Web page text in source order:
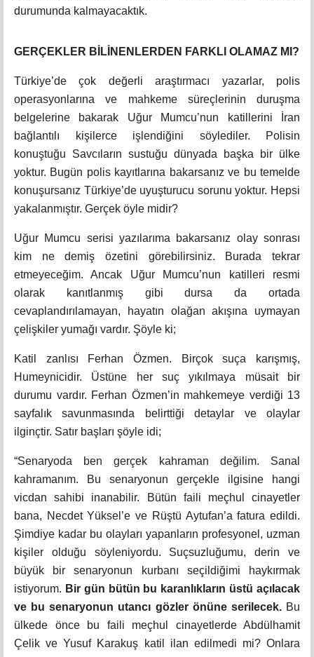
durumunda kalmayacaktık.
GERÇEKLER BİLİNENLERDEN FARKLI OLAMAZ MI?
Türkiye’de çok değerli araştırmacı yazarlar, polis
operasyonlarına ve mahkeme süreçlerinin duruşma
belgelerine bakarak Uğur Mumcu’nun katillerini İran
bağlantılı kişilerce işlendiğini söylediler. Polisin
konuştuğu Savcıların sustuğu dünyada başka bir ülke
yoktur. Bugün polis kayıtlarına bakarsanız ve bu temelde
konuşursanız Türkiye’de uyuşturucu sorunu yoktur. Hepsi
yakalanmıştır. Gerçek öyle midir?
Uğur Mumcu serisi yazılarıma bakarsanız olay sonrası
kim ne demiş özetini görebilirsiniz. Burada tekrar
etmeyeceğim. Ancak Uğur Mumcu’nun katilleri resmi
olarak kanıtlanmış gibi dursa da ortada
cevaplandırılamayan, hayatın olağan akışına uymayan
çelişkiler yumağı vardır. Şöyle ki;
Katil zanlısı Ferhan Özmen. Birçok suça karışmış,
Humeynicidir. Üstüne her suç yıkılmaya müsait bir
durumu vardır. Ferhan Özmen’in mahkemeye verdiği 13
sayfalık savunmasında belirttiği detaylar ve olaylar
ilginçtir. Satır başları şöyle idi;
“Senaryoda ben gerçek kahraman değilim. Sanal
kahramanım. Bu senaryonun gerçekle ilgisine hangi
vicdan sahibi inanabilir. Bütün faili meçhul cinayetler
bana, Necdet Yüksel’e ve Rüştü Aytufan’a fatura edildi.
Şimdiye kadar bu olayları yapanların profesyonel, uzman
kişiler olduğu söyleniyordu. Suçsuzluğumu, derin ve
büyük bir senaryonun kurbanı seçildiğimi haykırmak
istiyorum. Bir gün bütün bu karanlıkların üstü açılacak
ve bu senaryonun utancı gözler önüne serilecek.Bu
ülkede önce bu faili meçhul cinayetlerde Abdülhamit
Çelik ve Yusuf Karakuş katil ilan edilmedi mi? Onlara